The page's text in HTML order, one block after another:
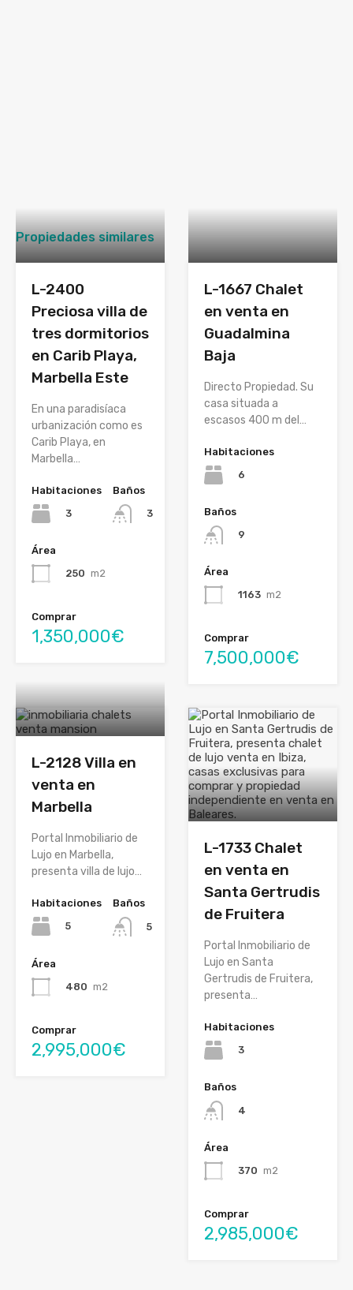
Propiedades similares
L-2400
Preciosa villa de
tres dormitorios
en Carib Playa,
Marbella Este
En una paradisíaca
urbanización como es
Carib Playa, en
Marbella…
Habitaciones
3
Baños
3
Área
250 m2
Comprar
1,350,000€
L-1667 Chalet
en venta en
Guadalmina
Baja
Directo Propiedad. Su
casa situada a
escasos 400 m del…
Habitaciones
6
Baños
9
Área
1163 m2
Comprar
7,500,000€
L-2128 Villa en
venta en
Marbella
Portal Inmobiliario de
Lujo en Marbella,
presenta villa de lujo…
Habitaciones
5
Baños
5
Área
480 m2
Comprar
2,995,000€
L-1733 Chalet
en venta en
Santa Gertrudis
de Fruitera
Portal Inmobiliario de
Lujo en Santa
Gertrudis de Fruitera,
presenta…
Habitaciones
3
Baños
4
Área
370 m2
Comprar
2,985,000€